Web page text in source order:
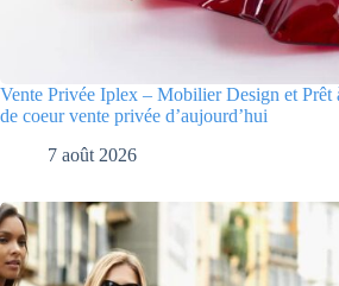
Vente Privée Iplex – Mobilier Design et Prêt
de coeur vente privée d’aujourd’hui
7 août 2026